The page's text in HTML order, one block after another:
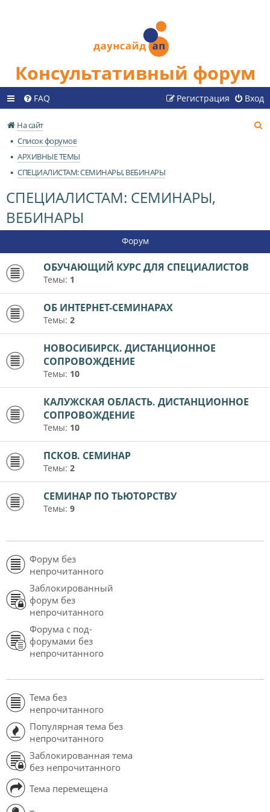
Консультативный форум
FAQ Вход
Регистрация
На сайт
Список форумов
АРХИВНЫЕ ТЕМЫ
СПЕЦИАЛИСТАМ: СЕМИНАРЫ, ВЕБИНАРЫ
СПЕЦИАЛИСТАМ: СЕМИНАРЫ,
ВЕБИНАРЫ
Форум
ОБУЧАЮЩИЙ КУРС ДЛЯ СПЕЦИАЛИСТОВ
Темы: 1
ОБ ИНТЕРНЕТ-СЕМИНАРАХ
Темы: 2
НОВОСИБИРСК. ДИСТАНЦИОННОЕ
СОПРОВОЖДЕНИЕ
Темы: 10
КАЛУЖСКАЯ ОБЛАСТЬ. ДИСТАНЦИОННОЕ
СОПРОВОЖДЕНИЕ
Темы: 10
ПСКОВ. СЕМИНАР
Темы: 2
СЕМИНАР ПО ТЬЮТОРСТВУ
Темы: 9
Форум без
непрочитанного
Заблокированный
форум без
непрочитанного
Форума с под-
форумами без
непрочитанного
Тема без
непрочитанного
Популярная тема без
непрочитанного
Заблокированная тема
без непрочитанного
Тема перемещена